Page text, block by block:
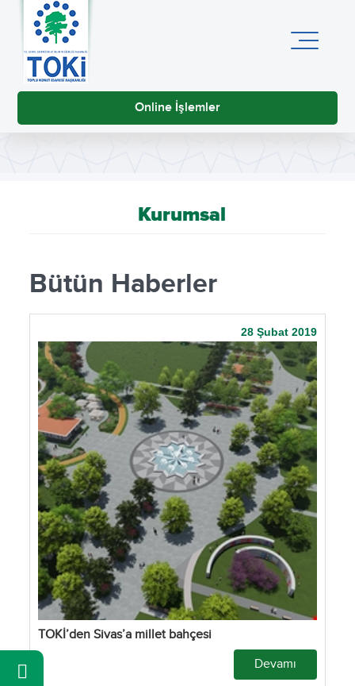
Online İşlemler
Kurumsal
Bütün Haberler
28 Şubat 2019
TOKİ’den Sivas’a millet bahçesi
Devamı